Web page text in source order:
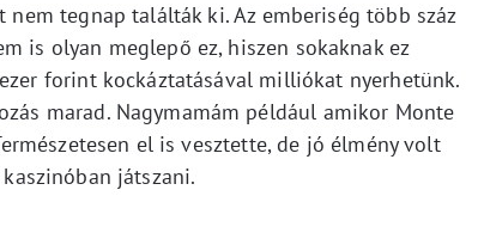
tegnap találták ki. Az emberiség több száz
is olyan meglepő ez, hiszen sokaknak ez
forint kockáztatásával milliókat nyerhetünk.
marad. Nagymamám például amikor Monte
el is vesztette, de jó élmény volt
játszani.